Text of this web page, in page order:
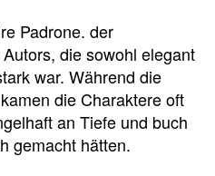
Padrone. der
die sowohl elegant
war. Während die
die Charaktere oft
an Tiefe und buch
gemacht hätten.